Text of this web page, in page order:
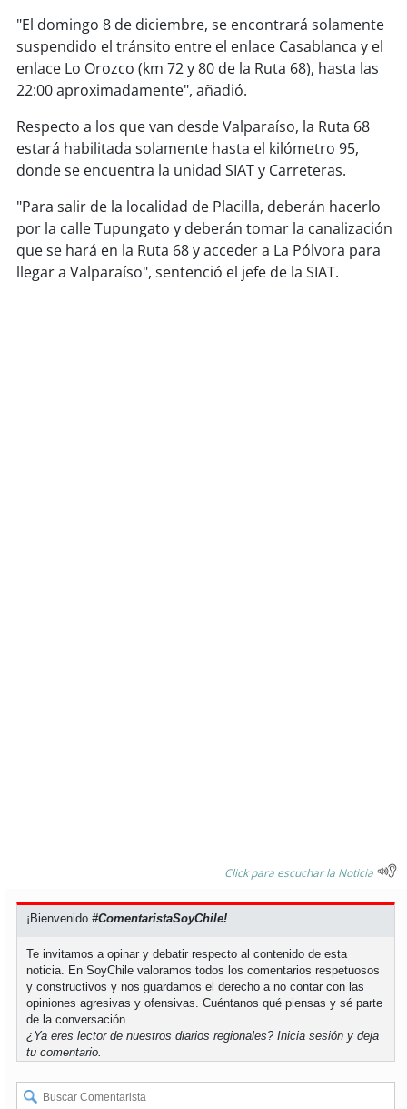
soyvaldivia
soyosorno
soypuertomontt
"El domingo 8 de diciembre, se encontrará solamente
suspendido el tránsito entre el enlace Casablanca y el
enlace Lo Orozco (km 72 y 80 de la Ruta 68), hasta las
22:00 aproximadamente", añadió.
Respecto a los que van desde Valparaíso, la Ruta 68
estará habilitada solamente hasta el kilómetro 95,
donde se encuentra la unidad SIAT y Carreteras.
"Para salir de la localidad de Placilla, deberán hacerlo
por la calle Tupungato y deberán tomar la canalización
que se hará en la Ruta 68 y acceder a La Pólvora para
llegar a Valparaíso", sentenció el jefe de la SIAT.
Click para escuchar la Noticia
¡Bienvenido#ComentaristaSoyChile!
Te invitamos a opinar y debatir respecto al contenido de esta
noticia. En SoyChile valoramos todos los comentarios respetuosos
y constructivos y nos guardamos el derecho a no contar con las
opiniones agresivas y ofensivas. Cuéntanos qué piensas y sé parte
de la conversación.
¿Ya eres lector de nuestros diarios regionales?Inicia sesión y deja
tu comentario.